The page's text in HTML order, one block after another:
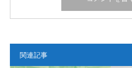
関連記事